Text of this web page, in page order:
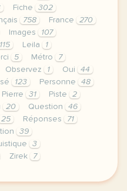
Fiche
302
758 France
270
Images
107
115 Leila
1
5 Métro
7
Observez 1 Oui
44
123 Personne
48
Pierre 31 Piste
2
20 Question
46
25 Réponses
71
39
3
Zirek 7
les voisins du 12 bis